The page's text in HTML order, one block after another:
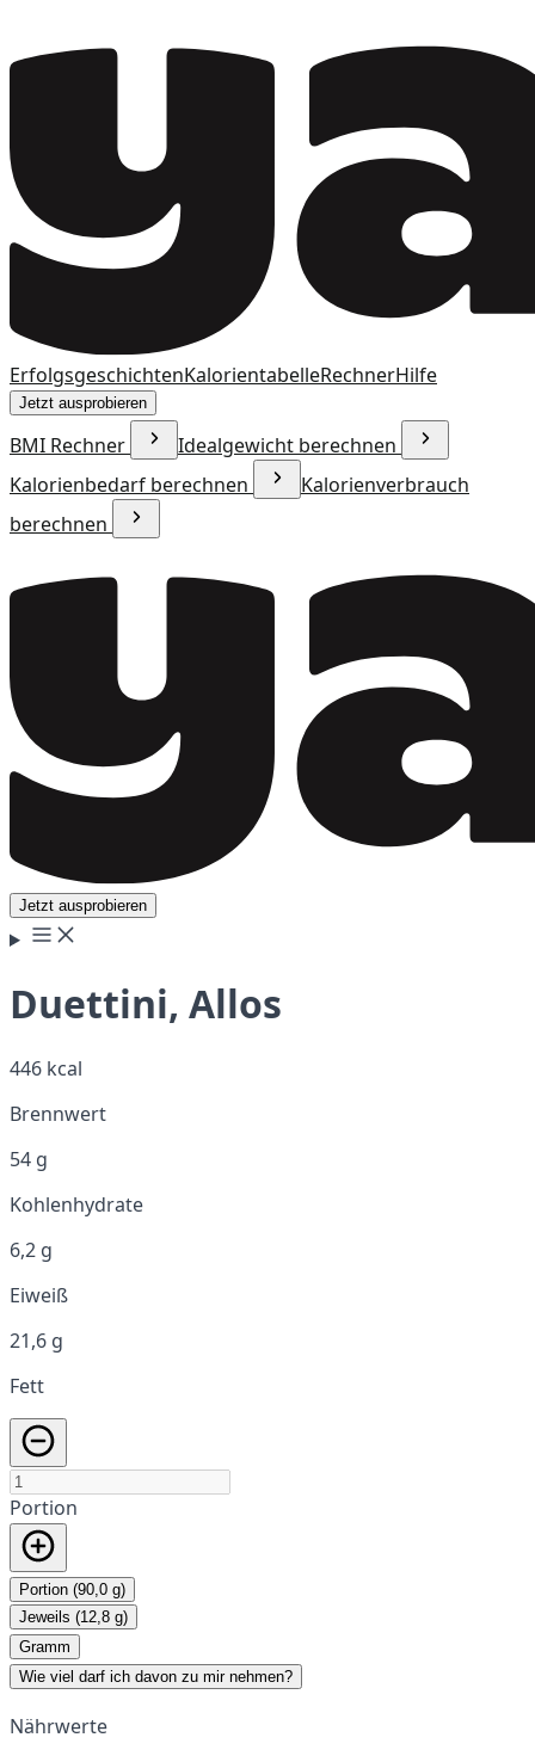
ErfolgsgeschichtenKalorientabelleRechnerHilfe
Jetzt ausprobieren
BMI Rechner
Idealgewicht berechnen
Kalorienbedarf berechnen
Kalorienverbrauch
berechnen
Jetzt ausprobieren
Duettini, Allos
446 kcal
Brennwert
54 g
Kohlenhydrate
6,2 g
Eiweiß
21,6 g
Fett
Portion
Portion (90,0 g)
Jeweils (12,8 g)
Gramm
Wie viel darf ich davon zu mir nehmen?
Nährwerte